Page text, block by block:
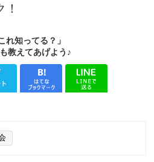
れ知ってる？」
教えてあげよう♪